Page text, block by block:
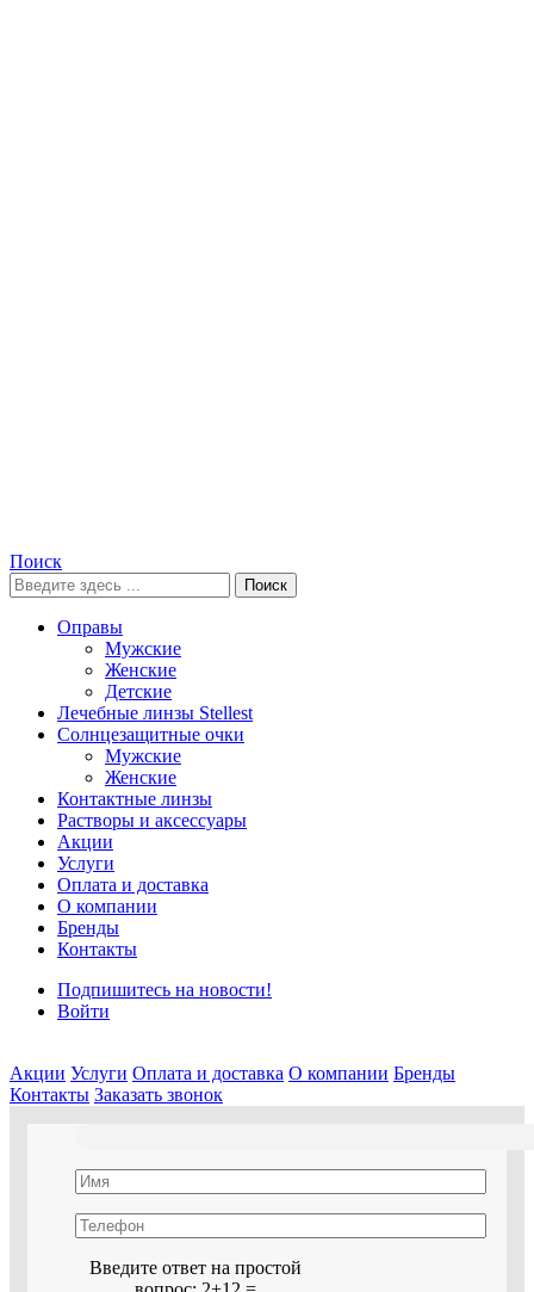
Поиск
Поиск
Оправы
Мужские
Женские
Детские
Лечебные линзы Stellest
Солнцезащитные очки
Мужские
Женские
Контактные линзы
Растворы и аксессуары
Акции
Услуги
Оплата и доставка
О компании
Бренды
Контакты
Подпишитесь на новости!
Войти
Акции Услуги Оплата и доставка О компании Бренды
Контакты Заказать звонок
Введите ответ на простой